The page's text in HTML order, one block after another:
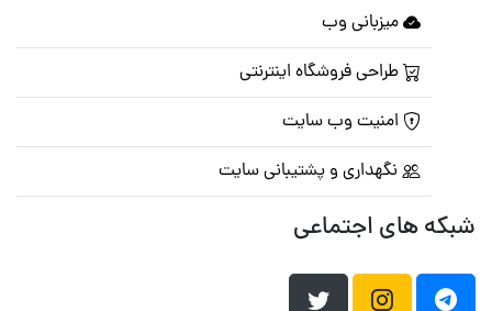
میزبانی وب
طراحی فروشگاه اینترنتی
امنیت وب سایت
نگهداری و پشتیبانی سایت
شبکه های اجتماعی